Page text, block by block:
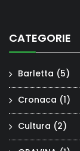
CATEGORIE
Barletta (5)
Cronaca (1)
Cultura (2)